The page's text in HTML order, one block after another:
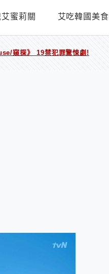
蜜莉關 艾吃韓國美食
窺探》 19禁犯罪驚悚劇!